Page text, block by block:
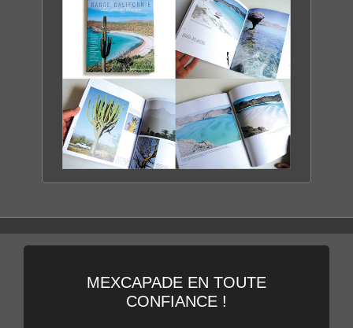
DÉCOUVRIR LE RANCH
MEXCAPADE EN TOUTE
CONFIANCE !